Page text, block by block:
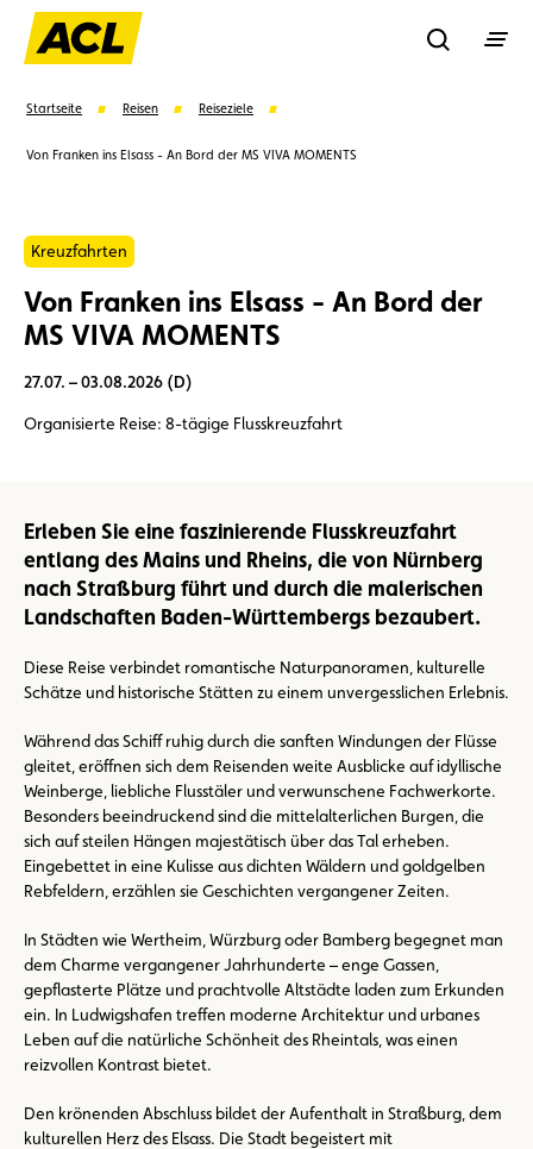
Rechercher
Vorschläge
Mitglied Mitgliedervorteile
Umweltplakette
Startseite Reisen Reiseziele
Von Franken ins Elsass - An Bord der MS VIVA MOMENTS
Kreuzfahrten
Von Franken ins Elsass - An Bord der
MS VIVA MOMENTS
27.07. – 03.08.2026 (D)
Organisierte Reise: 8-tägige Flusskreuzfahrt
Erleben Sie eine faszinierende Flusskreuzfahrt
entlang des Mains und Rheins, die von Nürnberg
nach Straßburg führt und durch die malerischen
Landschaften Baden-Württembergs bezaubert.
Diese Reise verbindet romantische Naturpanoramen, kulturelle
Schätze und historische Stätten zu einem unvergesslichen Erlebnis.
Während das Schiff ruhig durch die sanften Windungen der Flüsse
gleitet, eröffnen sich dem Reisenden weite Ausblicke auf idyllische
Weinberge, liebliche Flusstäler und verwunschene Fachwerkorte.
Besonders beeindruckend sind die mittelalterlichen Burgen, die
sich auf steilen Hängen majestätisch über das Tal erheben.
Eingebettet in eine Kulisse aus dichten Wäldern und goldgelben
Rebfeldern, erzählen sie Geschichten vergangener Zeiten.
In Städten wie Wertheim, Würzburg oder Bamberg begegnet man
dem Charme vergangener Jahrhunderte – enge Gassen,
gepflasterte Plätze und prachtvolle Altstädte laden zum Erkunden
ein. In Ludwigshafen treffen moderne Architektur und urbanes
Leben auf die natürliche Schönheit des Rheintals, was einen
reizvollen Kontrast bietet.
Den krönenden Abschluss bildet der Aufenthalt in Straßburg, dem
kulturellen Herz des Elsass. Die Stadt begeistert mit